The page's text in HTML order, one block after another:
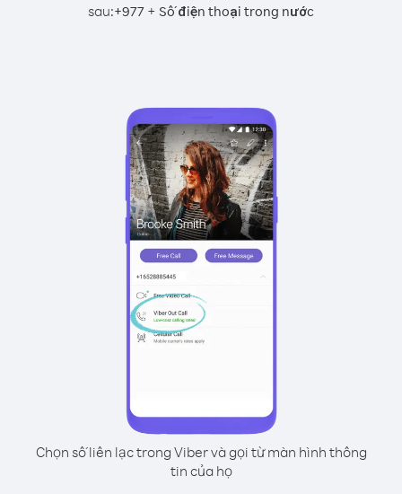
sau:+977 + Số điện thoại trong nước
Chọn số liên lạc trong Viber và gọi từ màn hình thông
tin của họ